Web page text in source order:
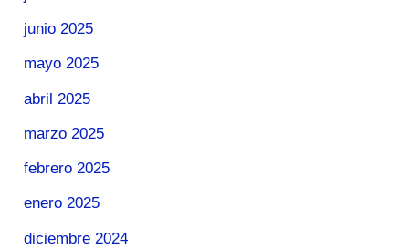
junio 2025
mayo 2025
abril 2025
marzo 2025
febrero 2025
enero 2025
diciembre 2024